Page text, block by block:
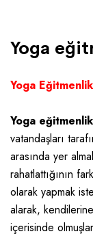
Yoga
Yoga
Yoga
vatandaşları
arasında yer
rahatlattığının
olarak yapmak
alarak,
içerisinde